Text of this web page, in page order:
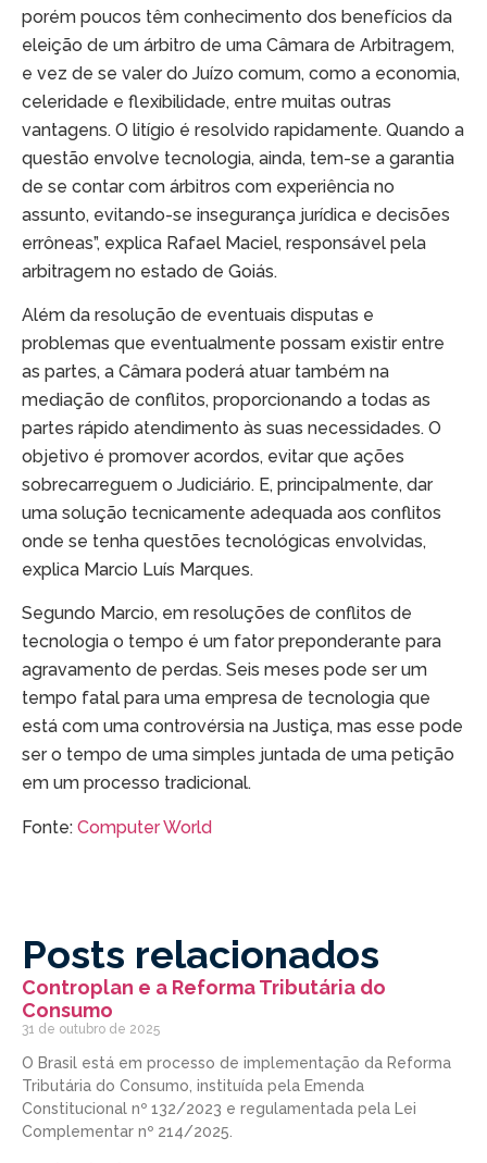
porém poucos têm conhecimento dos benefícios da
eleição de um árbitro de uma Câmara de Arbitragem,
e vez de se valer do Juízo comum, como a economia,
celeridade e flexibilidade, entre muitas outras
vantagens. O litígio é resolvido rapidamente. Quando a
questão envolve tecnologia, ainda, tem-se a garantia
de se contar com árbitros com experiência no
assunto, evitando-se insegurança jurídica e decisões
errôneas”, explica Rafael Maciel, responsável pela
arbitragem no estado de Goiás.
Além da resolução de eventuais disputas e
problemas que eventualmente possam existir entre
as partes, a Câmara poderá atuar também na
mediação de conflitos, proporcionando a todas as
partes rápido atendimento às suas necessidades. O
objetivo é promover acordos, evitar que ações
sobrecarreguem o Judiciário. E, principalmente, dar
uma solução tecnicamente adequada aos conflitos
onde se tenha questões tecnológicas envolvidas,
explica Marcio Luís Marques.
Segundo Marcio, em resoluções de conflitos de
tecnologia o tempo é um fator preponderante para
agravamento de perdas. Seis meses pode ser um
tempo fatal para uma empresa de tecnologia que
está com uma controvérsia na Justiça, mas esse pode
ser o tempo de uma simples juntada de uma petição
em um processo tradicional.
Fonte: Computer World
Posts relacionados
Controplan e a Reforma Tributária do
Consumo
31 de outubro de 2025
O Brasil está em processo de implementação da Reforma
Tributária do Consumo, instituída pela Emenda
Constitucional nº 132/2023 e regulamentada pela Lei
Complementar nº 214/2025.